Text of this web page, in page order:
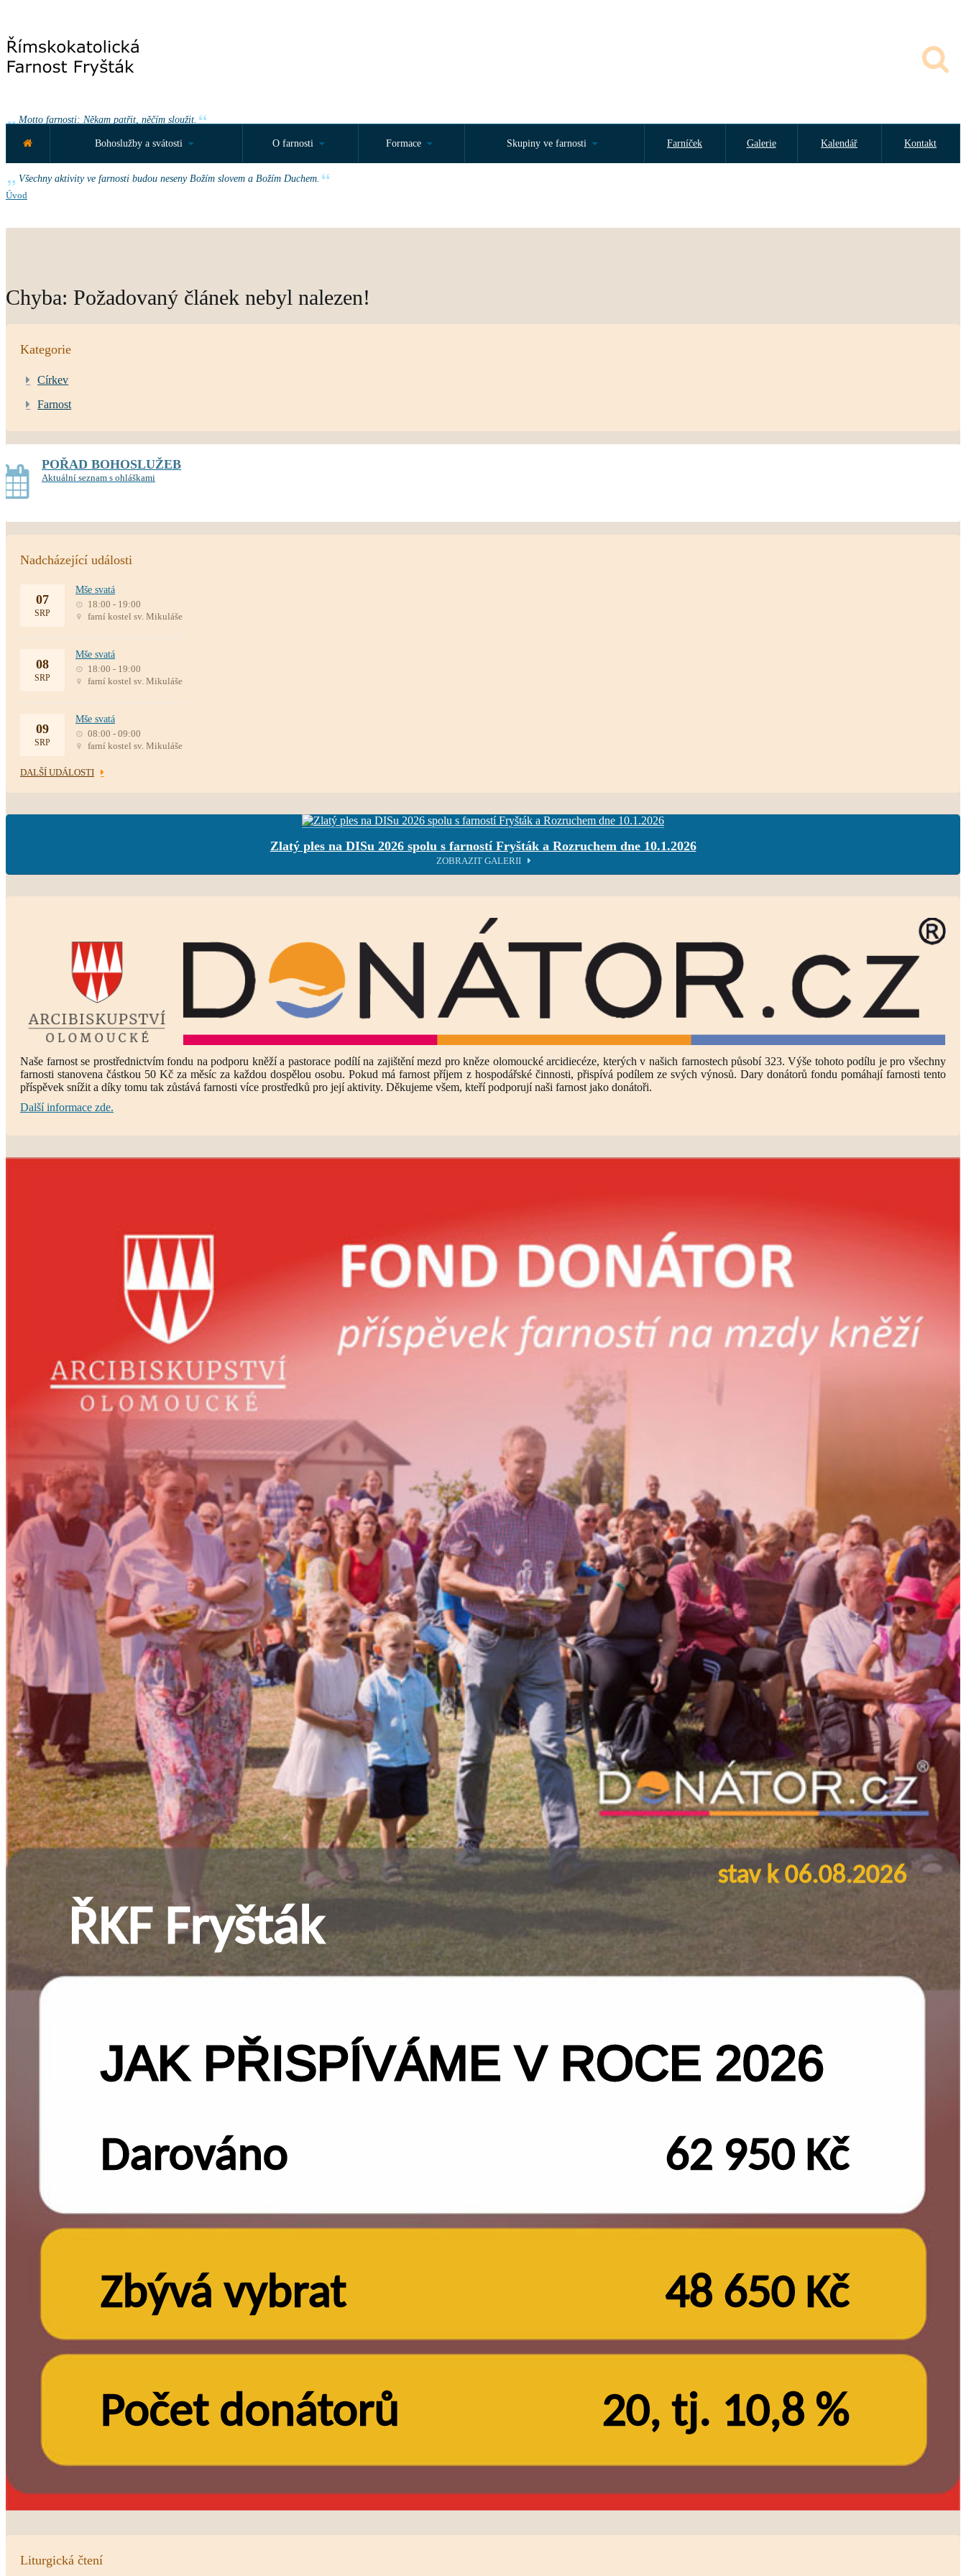
Motto farnosti: Někam patřit, něčím sloužit.
Roční motto farnosti: „Vy také vydávejte svědectví, protože jste se mnou od začátku. Jan 15,27“
Všechny aktivity ve farnosti budou neseny Božím slovem a Božím Duchem.
Bohoslužby a svátosti O farnosti Formace Skupiny ve farnosti Farníček Galerie Kalendář Kontakt
Úvod
Chyba: Požadovaný článek nebyl nalezen!
Kategorie
Církev
Farnost
POŘAD BOHOSLUŽEB
Aktuální seznam s ohláškami
Nadcházející události
07
SRP
Mše svatá
18:00 - 19:00
farní kostel sv. Mikuláše
08
SRP
Mše svatá
18:00 - 19:00
farní kostel sv. Mikuláše
09
SRP
Mše svatá
08:00 - 09:00
farní kostel sv. Mikuláše
DALŠÍ UDÁLOSTI
Zlatý ples na DISu 2026 spolu s farností Fryšták a Rozruchem dne 10.1.2026
ZOBRAZIT GALERII
Naše farnost se prostřednictvím fondu na podporu kněží a pastorace podílí na zajištění mezd pro kněze olomoucké arcidiecéze, kterých v našich farnostech působí 323. Výše tohoto podílu je pro všechny
farnosti stanovena částkou 50 Kč za měsíc za každou dospělou osobu. Pokud má farnost příjem z hospodářské činnosti, přispívá podílem ze svých výnosů. Dary donátorů fondu pomáhají farnosti tento
příspěvek snížit a díky tomu tak zůstává farnosti více prostředků pro její aktivity. Děkujeme všem, kteří podporují naši farnost jako donátoři.
Další informace zde.
Liturgická čtení